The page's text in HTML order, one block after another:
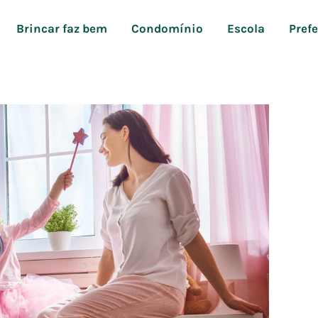
Brincar faz bem Condomínio Escola